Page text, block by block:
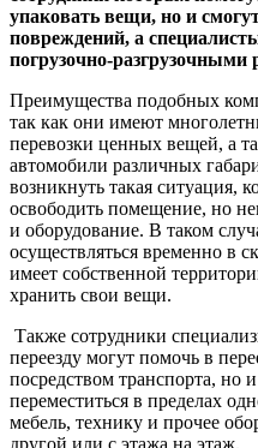
упаковать вещи, но и
повреждений, а
погрузочно-разгрузочными
Преимущества подобных
так как они имеют
перевозки ценных вещей, а
автомобили различных
возникнуть такая ситуация,
освободить помещение, но
и оборудование. В таком
осуществляться временно в
имеет собственной
хранить свои вещи.
Также сотрудники
переезду могут помочь в
посредством транспорта, но
переместиться в пределах
мебель, технику и прочее
другой или с этажа на этаж.